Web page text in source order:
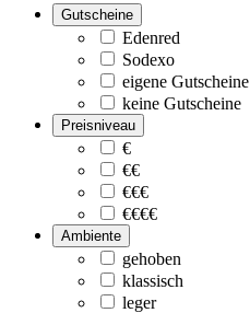
Gutscheine
Edenred
Sodexo
eigene Gutscheine
keine Gutscheine
Preisniveau
€
€€
€€€
€€€€
Ambiente
gehoben
klassisch
leger